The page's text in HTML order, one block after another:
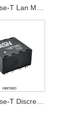
2,5 GBase-T Discrete Lan Magnetics